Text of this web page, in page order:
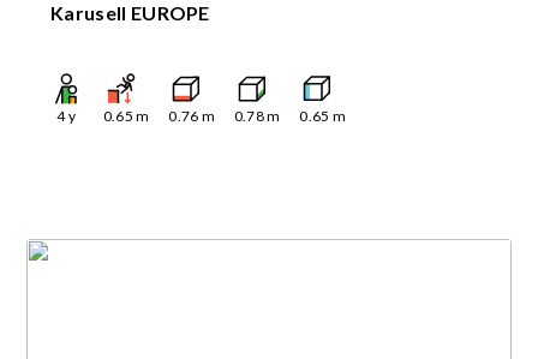
Karusell EUROPE
4y 0.65 m 0.76 m 0.78m 0.65 m